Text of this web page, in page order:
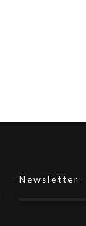
Newsletter